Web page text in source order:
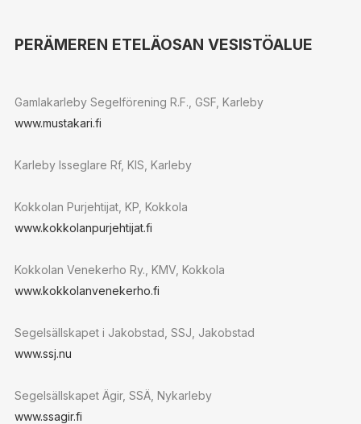
PERÄMEREN ETELÄOSAN VESISTÖALUE
Gamlakarleby Segelförening R.F., GSF, Karleby
www.mustakari.fi
Karleby Isseglare Rf, KIS, Karleby
Kokkolan Purjehtijat, KP, Kokkola
www.kokkolanpurjehtijat.fi
Kokkolan Venekerho Ry., KMV, Kokkola
www.kokkolanvenekerho.fi
Segelsällskapet i Jakobstad, SSJ, Jakobstad
www.ssj.nu
Segelsällskapet Ägir, SSÄ, Nykarleby
www.ssagir.fi